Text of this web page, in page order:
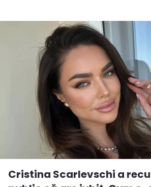
Cristina Scarlevschi a